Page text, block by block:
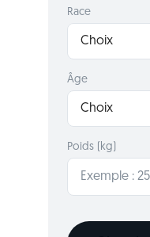
Race
Choix
Âge
Choix
Poids (kg)